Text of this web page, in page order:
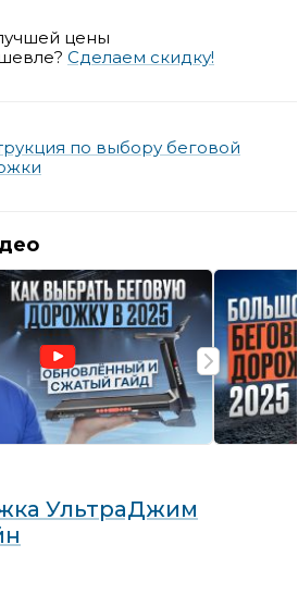
цены
Сделаем скидку!
по выбору беговой
УльтраДжим